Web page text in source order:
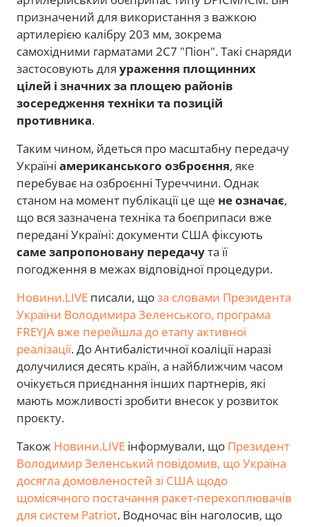
призначений для використання з важкою
артилерією калібру 203 мм, зокрема
самохідними гарматами 2С7 "Піон". Такі снаряди
застосовують для ураження площинних
цілей і значних за площею районів
зосередження техніки та позицій
противника.
Таким чином, йдеться про масштабну передачу
Україні американського озброєння, яке
перебуває на озброєнні Туреччини. Однак
станом на момент публікації це ще не означає,
що вся зазначена техніка та боєприпаси вже
передані Україні: документи США фіксують
саме запропоновану передачута її
погодження в межах відповідної процедури.
Новини.LIVE писали, щоза словами Президента
України Володимира Зеленського, програма
FREYJA вже перейшла до етапу активної
реалізації. До Антибалістичної коаліції наразі
долучилися десять країн, а найближчим часом
очікується приєднання інших партнерів, які
мають можливості зробити внесок у розвиток
проєкту.
Також Новини.LIVE інформували, що Президент
Володимир Зеленський повідомив, що Україна
досягла домовленостей зі США щодо
щомісячного постачання ракет-перехоплювачів
для систем Patriot. Водночас він наголосив, що